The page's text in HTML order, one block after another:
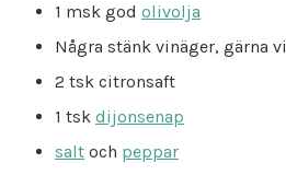
1 msk god olivolja
Några stänk vinäger, gärna
2 tsk citronsaft
1 tsk dijonsenap
salt och peppar